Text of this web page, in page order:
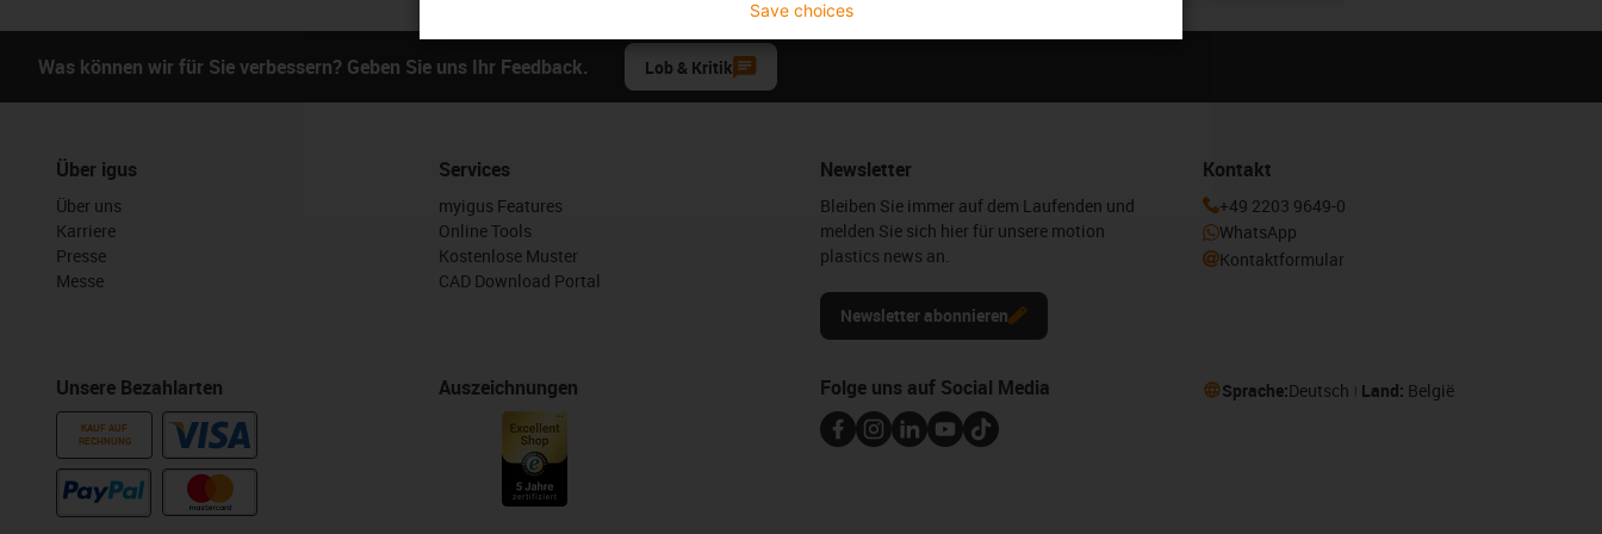
Was können wir für Sie verbessern? Geben Sie uns Ihr Feedback. Lob & Kritik
Über igus
Über uns
Karriere
Presse
Messe
Unsere Bezahlarten
KAUF AUF
RECHNUNG
Services
myigus Features
Online Tools
Kostenlose Muster
CAD Download Portal
Auszeichnungen
Newsletter
Bleiben Sie immer auf dem Laufenden und
melden Sie sich hier für unsere motion
plastics news an.
Newsletter abonnieren
Kontakt
+49 2203 9649-0
WhatsApp
Kontaktformular
Folge uns auf Social Media Sprache:Deutsch Land: België
Save choices